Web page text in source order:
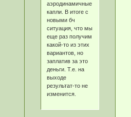
аэродинамичные
капли. В итоге с
новыми бч
ситуация, что мы
еще раз получим
какой-то из этих
вариантов, но
заплатив за это
деньги. Т.е. на
выходе
результат-то не
изменится.